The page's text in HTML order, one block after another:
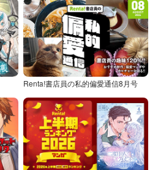
Renta!書店員の私的偏愛通信8月号